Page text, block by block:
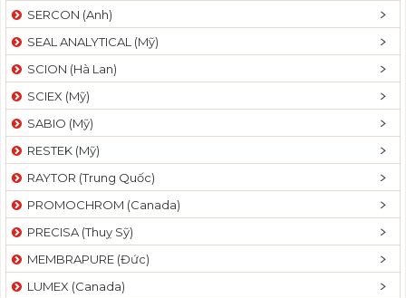
SERCON (Anh)
SEAL ANALYTICAL (Mỹ)
SCION (Hà Lan)
SCIEX (Mỹ)
SABIO (Mỹ)
RESTEK (Mỹ)
RAYTOR (Trung Quốc)
PROMOCHROM (Canada)
PRECISA (Thuỵ Sỹ)
MEMBRAPURE (Đức)
LUMEX (Canada)